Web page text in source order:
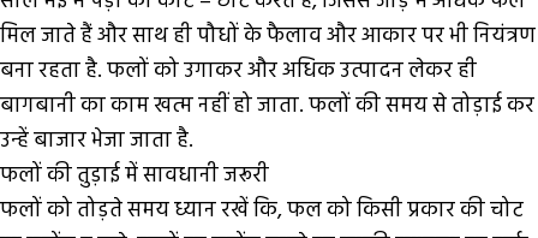
मिल जाते हैं और साथ ही पौधों के फैलाव और आकार पर भी नियंत्रण
बना रहता है. फलों को उगाकर और अधिक उत्पादन लेकर ही
बागबानी का काम खत्म नहीं हो जाता. फलों की समय से तोड़ाई कर
उन्हें बाजार भेजा जाता है.
फलों की तुड़ाई में सावधानी जरूरी
फलों को तोड़ते समय ध्यान रखें कि, फल को किसी प्रकार की चोट